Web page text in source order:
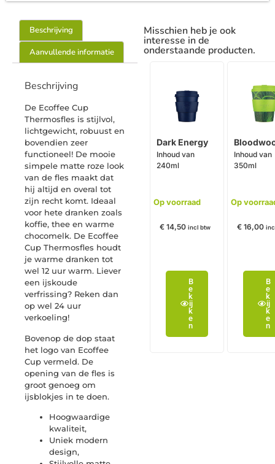
Beschrijving
Aanvullende informatie
Beschrijving
De Ecoffee Cup
Thermosfles is stijlvol,
lichtgewicht, robuust en
bovendien zeer
functioneel! De mooie
simpele matte roze look
van de fles maakt dat
hij altijd en overal tot
zijn recht komt. Ideaal
voor hete dranken zoals
koffie, thee en warme
chocomelk. De Ecoffee
Cup Thermosfles houdt
je warme dranken tot
wel 12 uur warm. Liever
een ijskoude
verfrissing? Reken dan
op wel 24 uur
verkoeling!
Bovenop de dop staat
het logo van Ecoffee
Cup vermeld. De
opening van de fles is
groot genoeg om
ijsblokjes in te doen.
Hoogwaardige
kwaliteit,
Uniek modern
design,
Misschien heb je ook
interesse in de
onderstaande producten.
Dark Energy
Inhoud van
240ml
Op voorraad
€ 14,50 incl btw
B
e
k
ij
k
e
n
Inhoud van
350ml
Op
€16,00
B
e
k
ij
k
e
n